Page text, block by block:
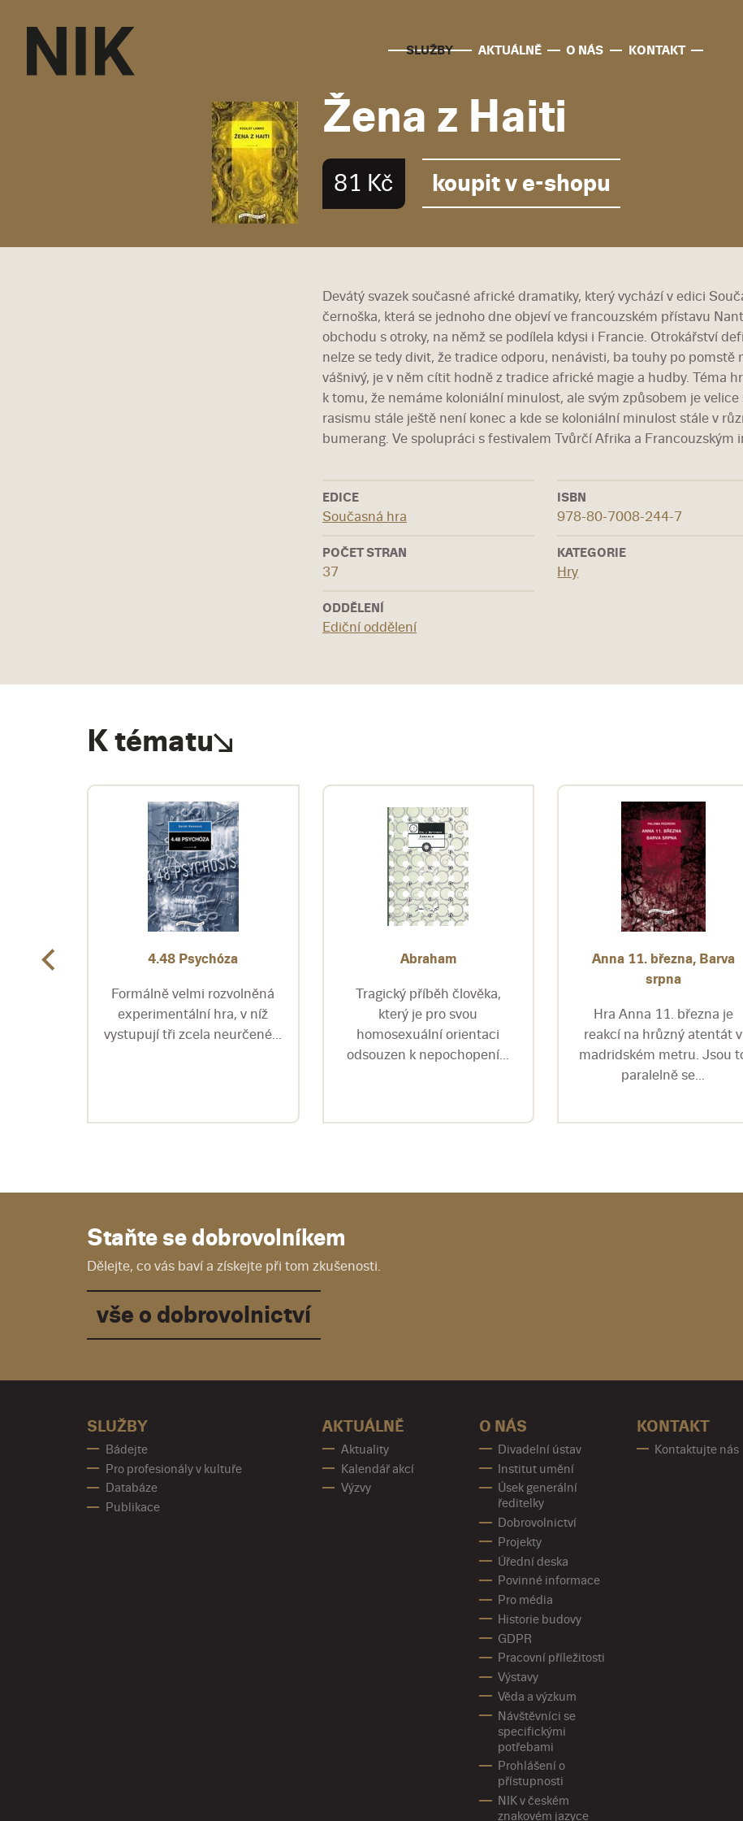
SLUŽBY AKTUÁLNĚ O NÁS KONTAKT
Žena z Haiti
81 Kč koupit v e-shopu
Devátý svazek současné africké dramatiky, který vychází v edici
černoška, která se jednoho dne objeví ve francouzském přístavu
obchodu s otroky, na němž se podílela kdysi i Francie. Otrokářství
nelze se tedy divit, že tradice odporu, nenávisti, ba touhy po pomstě
vášnivý, je v něm cítit hodně z tradice africké magie a hudby. Téma
k tomu, že nemáme koloniální minulost, ale svým způsobem je
rasismu stále ještě není konec a kde se koloniální minulost stále v
bumerang. Ve spolupráci s festivalem Tvůrčí Afrika a Francouzským
EDICE
Současná hra
ISBN
978-80-7008-244-7
POČET STRAN
37
KATEGORIE
Hry
ODDĚLENÍ
Ediční oddělení
K tématu
4.48 Psychóza
Formálně velmi rozvolněná
experimentální hra, v níž
vystupují tři zcela neurčené...
Abraham
Tragický příběh člověka,
který je pro svou
homosexuální orientaci
odsouzen k nepochopení...
Anna 11. března, Barva
srpna
Hra Anna 11. března je
reakcí na hrůzný atentát v
madridském metru. Jsou
paralelně se...
Staňte se dobrovolníkem
Dělejte, co vás baví a získejte při tom zkušenosti.
vše o dobrovolnictví
SLUŽBY
Bádejte
Pro profesionály v kultuře
Databáze
Publikace
AKTUÁLNĚ
Aktuality
Kalendář akcí
Výzvy
O NÁS
Divadelní ústav
Institut umění
Úsek generální
ředitelky
Dobrovolnictví
Projekty
Úřední deska
Povinné informace
Pro média
Historie budovy
GDPR
Pracovní příležitosti
Výstavy
Věda a výzkum
Návštěvníci se
specifickými
potřebami
Prohlášení o
přístupnosti
NIK v českém
znakovém jazyce
KONTAKT
Kontaktujte nás